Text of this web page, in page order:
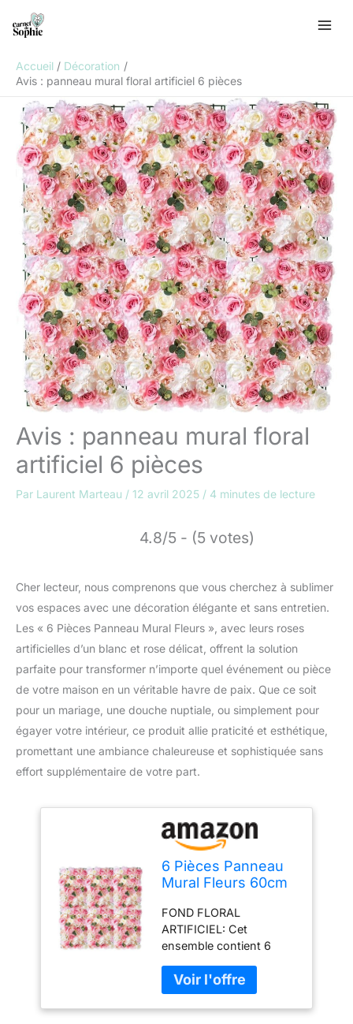
Accueil
Décoration
Avis : panneau mural floral artificiel 6 pièces
Avis : panneau mural floral
artificiel 6 pièces
Par Laurent Marteau / 12 avril 2025 / 4 minutes de lecture
4.8/5 - (5 votes)
Cher lecteur, nous comprenons que vous cherchez à sublimer
vos espaces avec une décoration élégante et sans entretien.
Les « 6 Pièces Panneau Mural Fleurs », avec leurs roses
artificielles d’un blanc et rose délicat, offrent la solution
parfaite pour transformer n’importe quel événement ou pièce
de votre maison en un véritable havre de paix. Que ce soit
pour un mariage, une douche nuptiale, ou simplement pour
égayer votre intérieur, ce produit allie praticité et esthétique,
promettant une ambiance chaleureuse et sophistiquée sans
effort supplémentaire de votre part.
6 Pièces Panneau
Mural Fleurs 60cm
Faux Roses Fleur
Artificielle Toile
Fond Floral, Toile
Fond Mur Fleurs
pour la Fête
Mariage Douche
Nuptiale Bébé
FOND FLORAL
ARTIFICIEL: Cet
ensemble contient 6
d'aspect réaliste (60cm
de longueur x 40cm de
hauteur), pour la toile de
e
h
h